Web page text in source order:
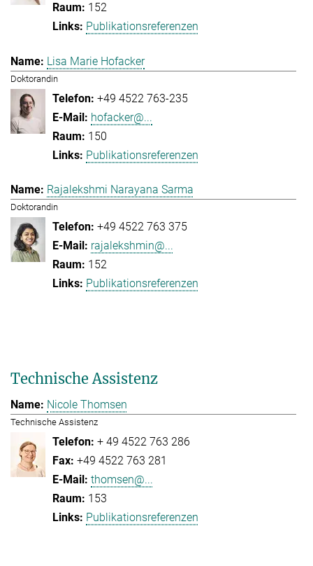
152
Publikationsreferenzen
Lisa Marie Hofacker
Doktorandin
+49 4522 763-235
hofacker@...
150
Publikationsreferenzen
Rajalekshmi Narayana Sarma
Doktorandin
+49 4522 763 375
rajalekshmin@...
152
Publikationsreferenzen
Technische Assistenz
Nicole Thomsen
Technische Assistenz
+ 49 4522 763 286
+49 4522 763 281
thomsen@...
153
Publikationsreferenzen